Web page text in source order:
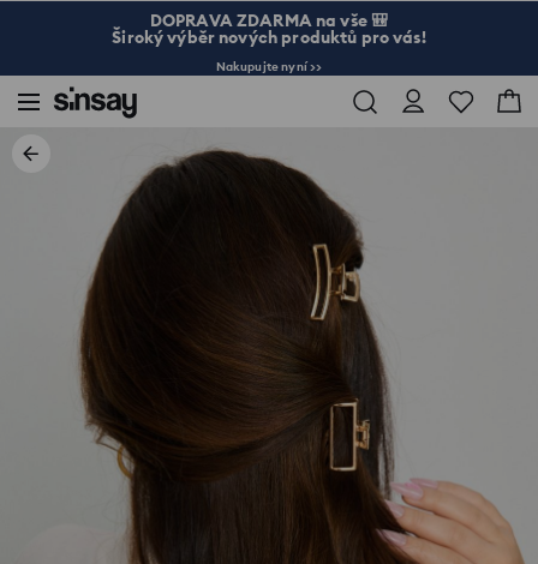
DOPRAVA ZDARMA na vše 🎒
Široký výběr nových produktů pro vás!
Nakupujte nyní >>